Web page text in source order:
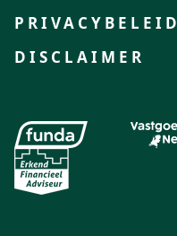
PRIVACYBELEID
DISCLAIMER